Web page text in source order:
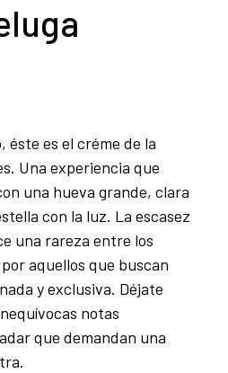
éste es el créme de la
Una experiencia que
una hueva grande, clara
con la luz. La escasez
una rareza entre los
aquellos que buscan
y exclusiva. Déjate
notas
que demandan una